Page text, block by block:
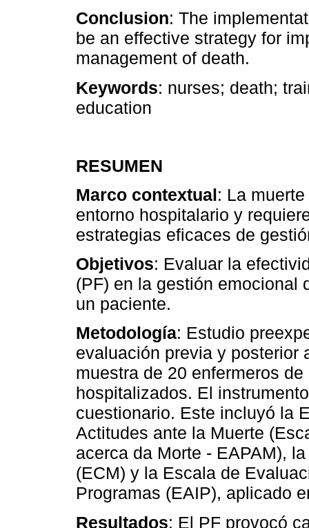
Conclusion: The
be an effective strategy for
management of death.
Keywords: nurses; death;
education
RESUMEN
Marco contextual: La
entorno hospitalario y
estrategias eficaces de
Objetivos: Evaluar la
(PF) en la gestión emocional
un paciente.
Metodología: Estudio
evaluación previa y posterior
muestra de 20 enfermeros
hospitalizados. El
cuestionario. Este incluyó la
Actitudes ante la Muerte
acerca da Morte - EAPAM),
(ECM) y la Escala de
Programas (EAIP), aplicado
Resultados: El PF provocó